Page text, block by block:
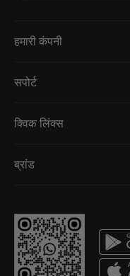
हमारी कंपनी
सपोर्ट
क्विक लिंक्स
ब्रांड